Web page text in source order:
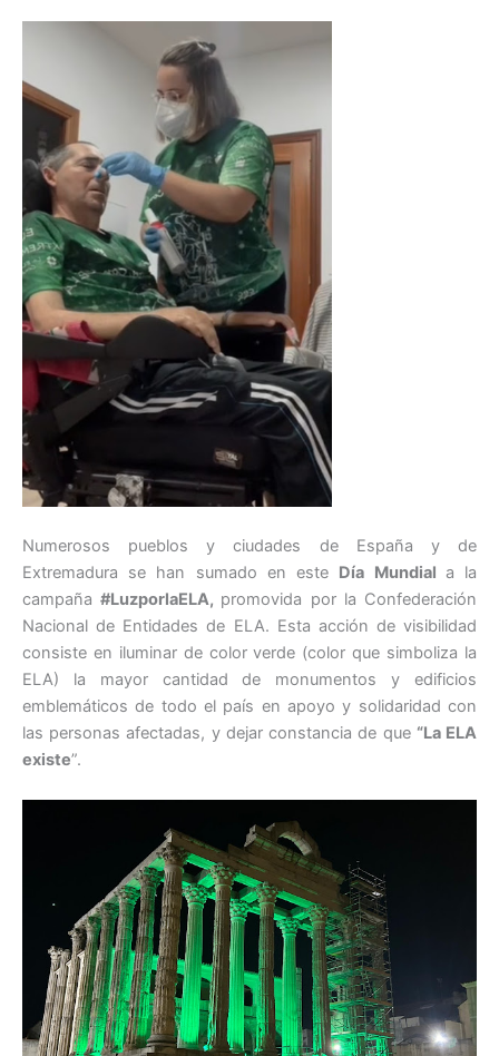
Numerosos pueblos y ciudades de España y de
Extremadura se han sumado en este Día Mundial a la
campaña#LuzporlaELA, promovida por la Confederación
Nacional de Entidades de ELA. Esta acción de visibilidad
consiste en iluminar de color verde (color que simboliza la
ELA) la mayor cantidad de monumentos y edificios
emblemáticos de todo el país en apoyo y solidaridad con
las personas afectadas, y dejar constancia de que “La ELA
existe”.